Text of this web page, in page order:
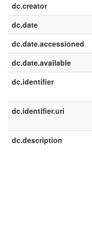
dc.creator
dc.date
dc.date.accessioned
dc.date.available
dc.identifier
dc.identifier.uri
dc.description